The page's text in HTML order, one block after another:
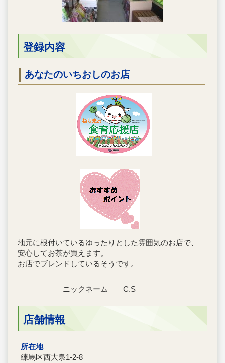
登録内容
あなたのいちおしのお店
地元に根付いているゆったりとした雰囲気のお店で、
安心してお茶が買えます。
お店でブレンドしているそうです。
ニックネーム C.S
店舗情報
所在地
練馬区西大泉1-2-8